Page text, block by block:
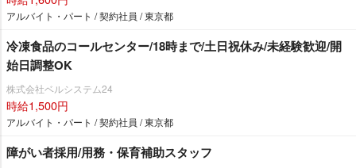
アルバイト・パート / 契約社員 / 東京都
冷凍食品のコールセンター/18時まで/土日祝休み/未経験歓迎/開
始日調整OK
株式会社ベルシステム24
時給1,500円
アルバイト・パート / 契約社員 / 東京都
障がい者採用/用務・保育補助スタッフ